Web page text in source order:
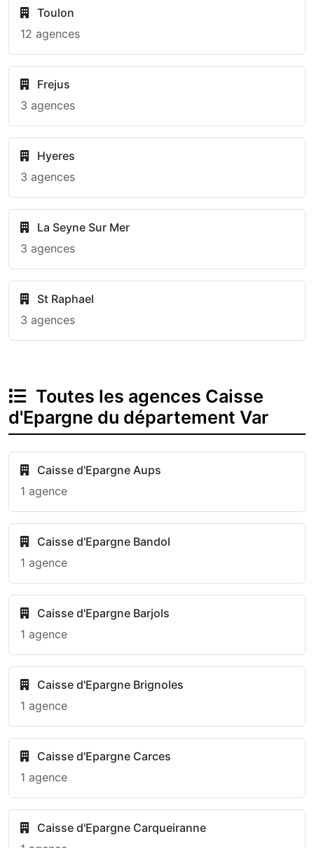
Toulon
12 agences
Frejus
3 agences
Hyeres
3 agences
La Seyne Sur Mer
3 agences
St Raphael
3 agences
Toutes les agences Caisse
d'Epargne du département Var
Caisse d'Epargne Aups
1 agence
Caisse d'Epargne Bandol
1 agence
Caisse d'Epargne Barjols
1 agence
Caisse d'Epargne Brignoles
1 agence
Caisse d'Epargne Carces
1 agence
Caisse d'Epargne Carqueiranne